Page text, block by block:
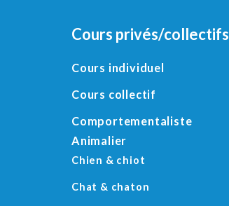
Cours privés/collectifs
Cours individuel
Cours collectif
Comportementaliste
Animalier
Chien & chiot
Chat & chaton